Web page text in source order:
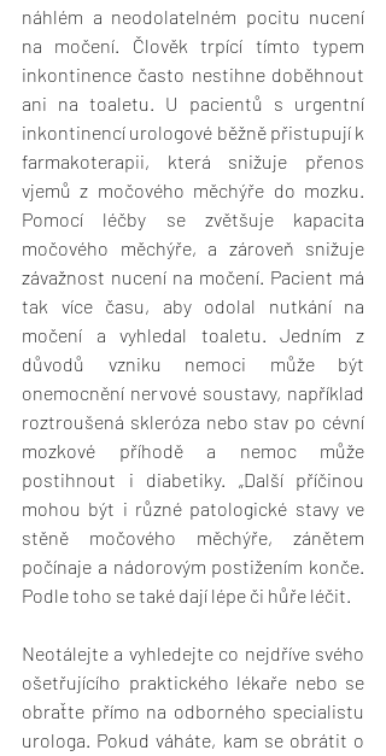
náhlém a neodolatelném pocitu nucení
na močení. Člověk trpící tímto typem
inkontinence často nestihne doběhnout
ani na toaletu. U pacientů s urgentní
inkontinencí urologové běžně přistupují k
farmakoterapii, která snižuje přenos
vjemů z močového měchýře do mozku.
Pomocí léčby se zvětšuje kapacita
močového měchýře, a zároveň snižuje
závažnost nucení na močení. Pacient má
tak více času, aby odolal nutkání na
močení a vyhledal toaletu. Jedním z
důvodů vzniku nemoci může být
onemocnění nervové soustavy, například
roztroušená skleróza nebo stav po cévní
mozkové příhodě a nemoc může
postihnout i diabetiky. „Další příčinou
mohou být i různé patologické stavy ve
stěně močového měchýře, zánětem
počínaje a nádorovým postižením konče.
Podle toho se také dají lépe či hůře léčit.
Neotálejte a vyhledejte co nejdříve svého
ošetřujícího praktického lékaře nebo se
obraťte přímo na odborného specialistu
urologa. Pokud váháte, kam se obrátit o